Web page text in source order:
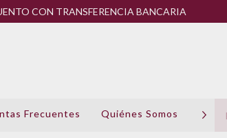
CON TRANSFERENCIA BANCARIA
Frecuentes Quiénes Somos